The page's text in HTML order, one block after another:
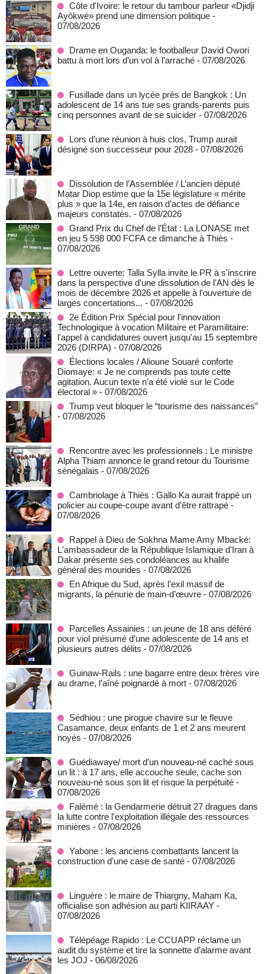
Côte d'Ivoire: le retour du tambour parleur «Djidji
Ayôkwé» prend une dimension politique -
07/08/2026
Drame en Ouganda: le footballeur David Owori
battu à mort lors d’un vol à l’arraché - 07/08/2026
Fusillade dans un lycée près de Bangkok : Un
adolescent de 14 ans tue ses grands-parents puis
cinq personnes avant de se suicider - 07/08/2026
Lors d’une réunion à huis clos, Trump aurait
désigné son successeur pour 2028 - 07/08/2026
Dissolution de l’Assemblée / L’ancien député
Matar Diop estime que la 15e législature « mérite
plus » que la 14e, en raison d’actes de défiance
majeurs constatés. - 07/08/2026
Grand Prix du Chef de l’État : La LONASE met
en jeu 5 598 000 FCFA ce dimanche à Thiès -
07/08/2026
Lettre ouverte: Talla Sylla invite le PR à s'inscrire
dans la perspective d’une dissolution de l’AN dès le
mois de décembre 2026 et appelle à l'ouverture de
larges concertations... - 07/08/2026
2e Édition Prix Spécial pour l'innovation
Technologique à vocation Militaire et Paramilitaire:
l'appel à candidatures ouvert jusqu'au 15 septembre
2026 (DIRPA) - 07/08/2026
Élections locales / Alioune Souaré conforte
Diomaye: « Je ne comprends pas toute cette
agitation. Aucun texte n’a été violé sur le Code
électoral » - 07/08/2026
Trump veut bloquer le “tourisme des naissances”
- 07/08/2026
Rencontre avec les professionnels : Le ministre
Alpha Thiam annonce le grand retour du Tourisme
sénégalais - 07/08/2026
Cambriolage à Thiès : Gallo Ka aurait frappé un
policier au coupe-coupe avant d’être rattrapé -
07/08/2026
Rappel à Dieu de Sokhna Mame Amy Mbacké:
L'ambassadeur de la République Islamique d'Iran à
Dakar présente ses condoléances au khalife
général des mourides - 07/08/2026
En Afrique du Sud, après l’exil massif de
migrants, la pénurie de main-d’œuvre - 07/08/2026
Parcelles Assainies : un jeune de 18 ans déféré
pour viol présumé d’une adolescente de 14 ans et
plusieurs autres délits - 07/08/2026
Guinaw-Rails : une bagarre entre deux frères vire
au drame, l’aîné poignardé à mort - 07/08/2026
Sédhiou : une pirogue chavire sur le fleuve
Casamance, deux enfants de 1 et 2 ans meurent
noyés - 07/08/2026
Guédiawaye/ mort d’un nouveau-né caché sous
un lit : à 17 ans, elle accouche seule, cache son
nouveau-né sous son lit et risque la perpétuité -
07/08/2026
Falémé : la Gendarmerie détruit 27 dragues dans
la lutte contre l'exploitation illégale des ressources
minières - 07/08/2026
Yabone : les anciens combattants lancent la
construction d'une case de santé - 07/08/2026
Linguère : le maire de Thiargny, Maham Ka,
officialise son adhésion au parti KIIRAAY -
07/08/2026
Télépéage Rapido : Le CCUAPP réclame un
audit du système et tire la sonnette d’alarme avant
les JOJ - 06/08/2026